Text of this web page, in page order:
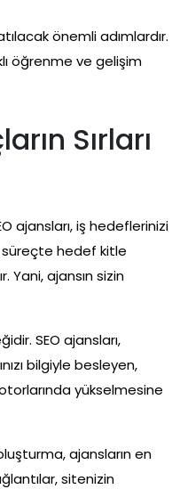
önemli adımlardır.
öğrenme ve gelişim
Sırları
ajansları, iş hedeflerinizi
süreçte hedef kitle
Yani, ajansın sizin
SEO ajansları,
bilgiyle besleyen,
yükselmesine
ajansların en
sitenizin